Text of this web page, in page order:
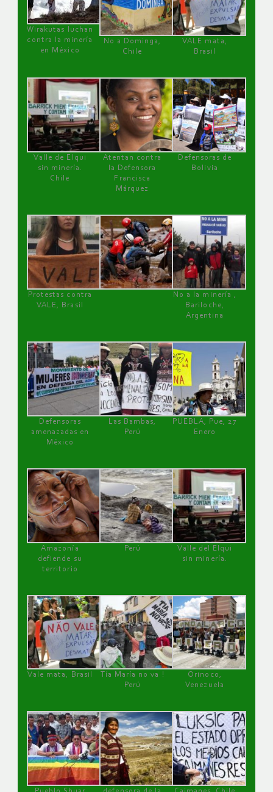
Wirakutas luchan
contra la minería
en México
No a Dominga,
Chile
VALE mata,
Brasil
Valle de Elqui
sin minería.
Chile
Atentan contra
la Defensora
Francisca
Márquez
Defensoras de
Bolivia
Protestas contra
VALE, Brasil
No a la minería ,
Bariloche,
Argentina
Defensoras
amenazadas en
México
Las Bambas,
Perú
PUEBLA, Pue, 27
Enero
Amazonía
defiende su
territorio
Perú
Valle del Elqui
sin minería.
Vale mata, Brasil
Tía María no va !
Perú
Orinoco,
Venezuela